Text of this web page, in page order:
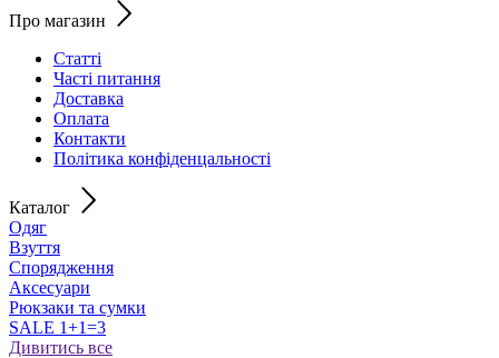
Про магазин
Статті
Часті питання
Доставка
Оплата
Контакти
Політика конфіденцальності
Каталог
Одяг
Взуття
Спорядження
Аксесуари
Рюкзаки та сумки
SALE 1+1=3
Дивитись все